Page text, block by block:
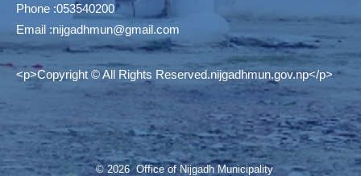
Phone :053540200
Email :nijgadhmun@gmail.com
<p>Copyright © All Rights Reserved.nijgadhmun.gov.np</p>
© 2026 Office of Nijgadh Municipality